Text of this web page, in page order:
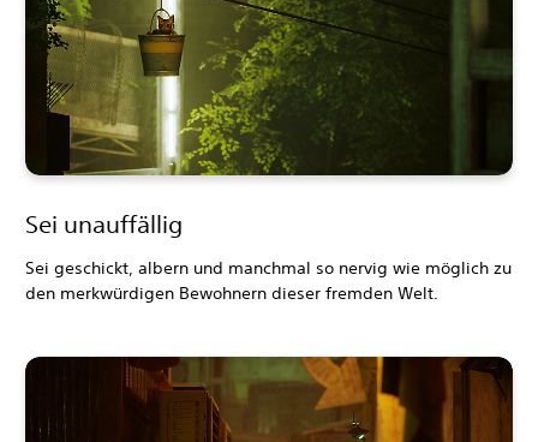
Sei unauffällig
Sei geschickt, albern und manchmal so nervig wie möglich zu
den merkwürdigen Bewohnern dieser fremden Welt.